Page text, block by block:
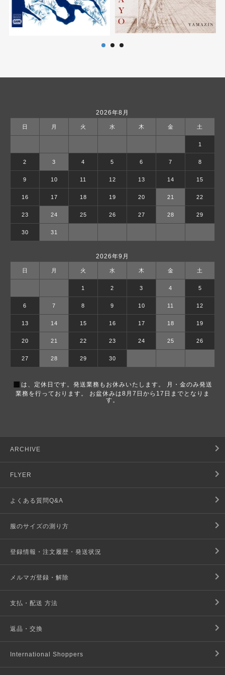
2026年8月
日 月 火 水 木 金 土
1
2 3 4 5 6 7 8
9 10 11 12 13 14 15
16 17 18 19 20 21 22
23 24 25 26 27 28 29
30 31
2026年9月
日 月 火 水 木 金 土
1 2 3 4 5
6 7 8 9 10 11 12
13 14 15 16 17 18 19
20 21 22 23 24 25 26
27 28 29 30
■ は、定休日です。発送業務もお休みいたします。 月・金のみ発送
業務を行っております。 お盆休みは8月7日から17日までとなりま
す。
ARCHIVE
FLYER
よくある質問Q&A
服のサイズの測り方
登録情報・注文履歴・発送状況
メルマガ登録・解除
支払・配送 方法
返品・交換
International Shoppers